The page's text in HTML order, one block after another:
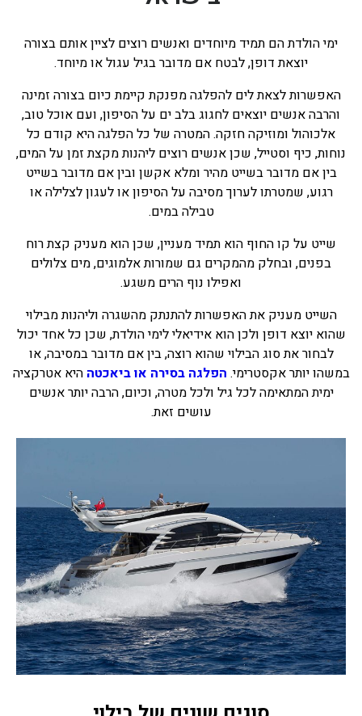
בכנרת למשפחות
בארץ
לקפריסין
נתניה
מדובאי / לדובאי
ימי הולדת הם תמיד מיוחדים ואנשים רוצים לציין אותם בצורה
יוצאת דופן, לבטח אם מדובר בגיל עגול או מיוחד.
האפשרות לצאת לים להפלגה מפנקת קיימת כיום בצורה זמינה
והרבה אנשים יוצאים לחגוג בלב ים על הסיפון, ועם אוכל טוב,
אלכוהול ומוזיקה חזקה. המטרה של כל הפלגה היא קודם כל
נוחות, כיף וסטייל, שכן אנשים רוצים ליהנות מקצת זמן על המים,
בין אם מדובר בשייט מהיר ומלא אקשן ובין אם מדובר בשייט
רגוע, שמטרתו לערוך מסיבה על הסיפון או לעגון לצלילה או
טבילה במים.
שייט על קו החוף הוא תמיד מעניין, שכן הוא מעניק קצת רוח
בפנים, ובחלק מהמקרים גם שמורות אלמוגים, מים צלולים
ואפילו נוף הרים משגע.
השייט מעניק את האפשרות להתנתק מהשגרה וליהנות מבילוי
שהוא יוצא דופן ולכן הוא אידיאלי לימי הולדת, שכן כל אחד יכול
לבחור את סוג הבילוי שהוא רוצה, בין אם מדובר במסיבה, או
במשהו יותר אקסטרימי. הפלגה בסירה או ביאכטה היא אטרקציה
ימית המתאימה לכל גיל ולכל מטרה, וכיום, הרבה יותר אנשים
עושים זאת.